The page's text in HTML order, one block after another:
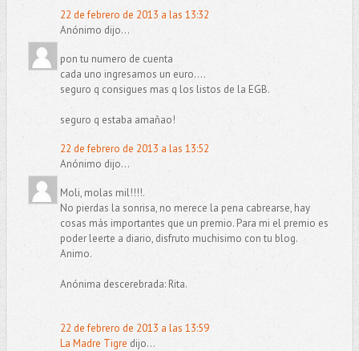
22 de febrero de 2013 a las 13:32
Anónimo dijo...
pon tu numero de cuenta
cada uno ingresamos un euro....
seguro q consigues mas q los listos de la EGB.
seguro q estaba amañao!
22 de febrero de 2013 a las 13:52
Anónimo dijo...
Moli, molas mil!!!!.
No pierdas la sonrisa, no merece la pena cabrearse, hay
cosas más importantes que un premio. Para mi el premio es
poder leerte a diario, disfruto muchisimo con tu blog.
Animo.
Anónima descerebrada: Rita.
22 de febrero de 2013 a las 13:59
La Madre Tigre dijo...